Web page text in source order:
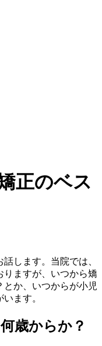
正のベス
します。当院では、
ますが、いつから矯
か、いつからが小児
ます。
歳からか？